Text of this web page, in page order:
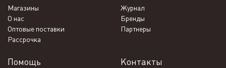
Магазины
Журнал
О нас
Бренды
Оптовые поставки
Партнеры
Рассрочка
Помощь Контакты